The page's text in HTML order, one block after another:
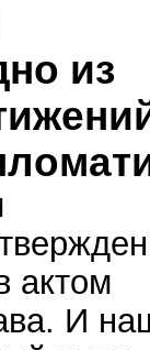
из
актом
И